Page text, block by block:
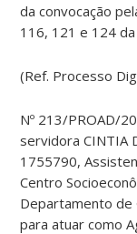
da convocação
116, 121 e 124
(Ref. Processo
Nº 213/PROAD/
servidora CINTIA
1755790,
Centro
Departamento de
para atuar como